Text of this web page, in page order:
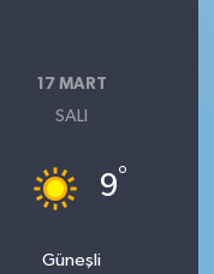
17 MART
SALI
9°
Güneşli